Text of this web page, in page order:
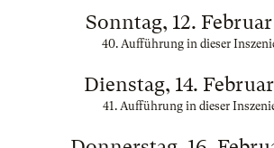
Sonntag, 12. Februar
40. Aufführung in dieser
Dienstag, 14.
41. Aufführung in dieser